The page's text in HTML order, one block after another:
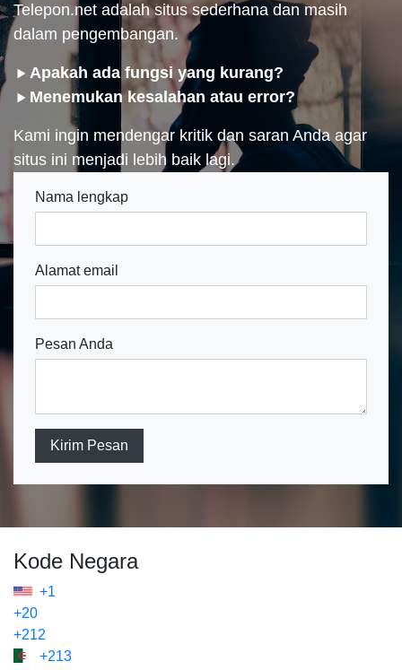
Telepon.net adalah situs sederhana dan masih
dalam pengembangan.
Apakah ada fungsi yang kurang?
Menemukan kesalahan atau error?
Kami ingin mendengar kritik dan saran Anda agar
situs ini menjadi lebih baik lagi.
Nama lengkap
Alamat email
Pesan Anda
Kirim Pesan
Kode Negara
+1
+20
+212
+213